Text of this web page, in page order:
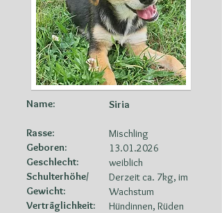
Name:
Rasse:
Geboren:
Geschlecht:
Schulterhöhe/
Gewicht:
Verträglichkeit:
Siria
Mischling
13.01.2026
weiblich
Derzeit ca. 7kg, im
Wachstum
Hündinnen, Rüden